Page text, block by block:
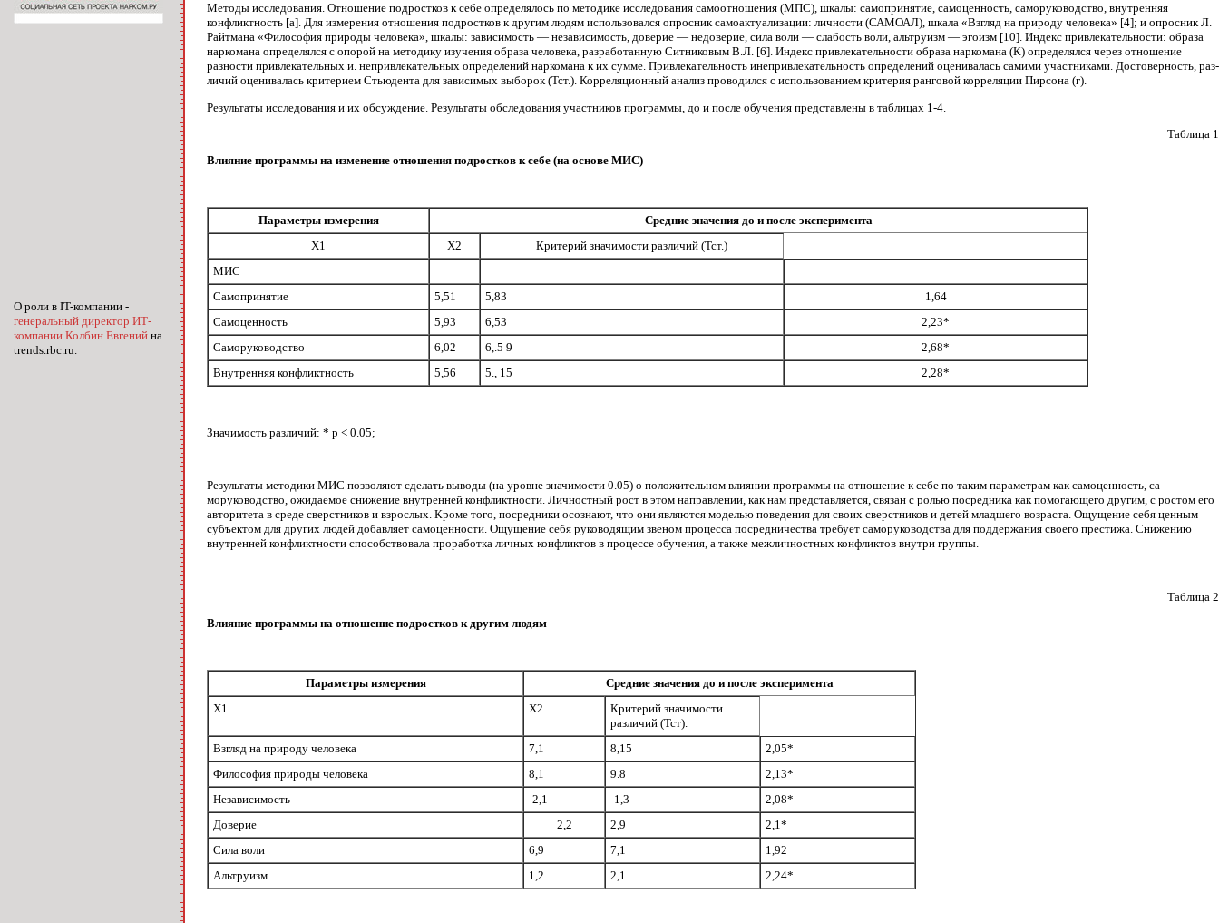
О роли в IT-компании -
генеральный директор ИТ-
компании Колбин Евгений на
trends.rbc.ru.
Методы исследования. Отношение под­ростков к себе определялось по методике иссле­дования самоотношения (МПС), шкалы: самоп­ринятие, самоценность, саморуководство, внут­ренняя
конфликтность [а]. Для измерения от­ношения подростков к другим людям использовался опросник самоактуализации: личности (САМОАЛ), шкала «Взгляд на природу челове­ка» [4]; и опросник Л.
Райтмана «Философия природы человека», шкалы: зависимость — не­зависимость, доверие — недоверие, сила воли — слабость воли, альтруизм — эгоизм [10]. Индекс привлекательности: образа
наркомана опреде­лялся с опорой на методику изучения образа че­ловека, разработанную Ситниковым В.Л. [6]. Индекс привлекательности образа наркомана (К) определялся через отношение
разности при­влекательных и. непривлекательных определе­ний наркомана к их сумме. Привлекательность инепривлекательность определений оценива­лась самими участниками. Достоверность, раз­
личий оценивалась критерием Стьюдента для зависимых выборок (Тст.). Корреляционный анализ проводился с использованием критерия ранговой корреляции Пирсона (г).
Результаты исследования и их обсуж­дение. Результаты обследования участников программы, до и после обучения представлены в таблицах 1-4.
Таблица 1
Влияние программы на изменение отношения подростков к себе (на основе МИС)
Параметры измерения
Средние значения до и после эксперимента
X1
Х2
Критерий значимости различий (Тст.)
МИС
Самопринятие
5,51 5,83
1,64
Самоценность
5,93 6,53
2,23*
Саморуководство
6,02 6,.5 9
2,68*
Внутренняя конфликтность
5,56 5., 15 2,28*
Значимость различий: * р < 0.05;
Результаты методики МИС позволяют сде­лать выводы (на уровне значимости 0.05) о поло­жительном влиянии программы на отношение к себе по таким параметрам как самоценность, са­
моруководство, ожидаемое снижение внутрен­ней конфликтности. Личностный рост в этом направлении, как нам представляется, связан с ро­лью посредника как помогающего другим, с рос­том его
авторитета в среде сверстников и взрос­лых. Кроме того, посредники осознают, что они являются моделью поведения для своих сверстников и детей младшего возраста. Ощущение себя ценным
субъектом для других людей добав­ляет самоценности. Ощущение себя руководя­щим звеном процесса посредничества требует саморуководства для поддержания своего прести­жа. Снижению
внутренней конфликтности способствовала проработка личных конфликтов в процессе обучения, а также межличностных конфликтов внутри группы.
Таблица 2
Влияние программы на отношение подростков к другим людям
Параметры измерения
Средние значения до и после эксперимента
X1
Х2
Критерий значимости
различий (Тст).
Взгляд на природу человека
7,1 8,15
2,05*
Философия природы человека
8,1 9.8
2,13*
Независимость
-2,1 -1,3
2,08*
Доверие
2,2 2,9
2,1*
Сила воли
6,9 7,1
1,92
Альтруизм
1,2 2,1 2,24*